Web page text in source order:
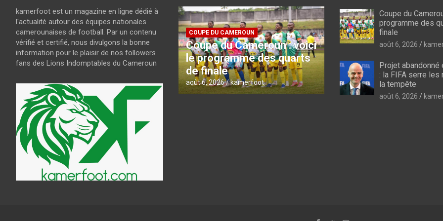
kamerfoot est un magazine en ligne dédié à
l'actualité autour des équipes nationales
camerounaises de football. Par un contenu
vérifié et certifié, nous divulgons la bonne
information pour le plaisir de nos followers
fans des Lions Indomptables du Cameroun
COUPE DU CAMEROUN
Coupe du Cameroun : voici
le programme des quarts
août 6, 2026 kamerfoot
FIFA / CAF
Projet abandonné et mea-
culpa : la FIFA serre les
rangs après la tempête
août 6, 2026 kamerfoot
COUPE DU CAMEROUN
Coupe du Cameroun
: Aigle Royal brise le
de Rizière FC
août 5, 2026 kamerfoot
Coupe du
programme des
finale
août 6, 2026
Projet abandonné
: la FIFA serre les
la tempête
août 6, 2026